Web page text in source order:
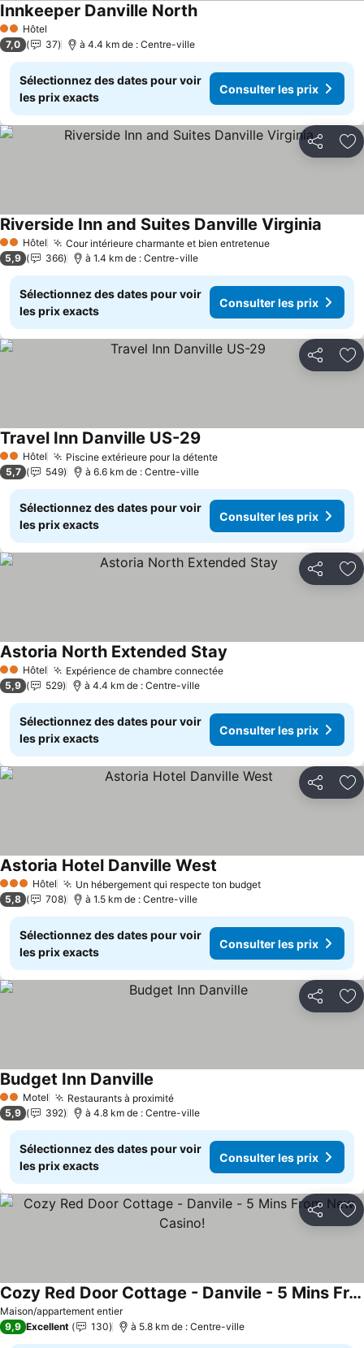
2 Étoiles
Hôtel
Innkeeper Danville NorthConsulter les prix
7,0 37 à 4.4 km de : Centre-ville
Sélectionnez des dates pour voir
les prix exacts
Consulter les prix
Partager
2 Étoiles
Hôtel Cour intérieure charmante et bien entretenueConsulter les
Riverside Inn and Suites Danville Virginia
5,9 366 à 1.4 km de : Centre-ville
Sélectionnez des dates pour voir
les prix exacts
Consulter les prix
Partager
2 Étoiles
Hôtel Piscine extérieure pour la détenteConsulter les prix
Travel Inn Danville US-29
5,7 549 à 6.6 km de : Centre-ville
Sélectionnez des dates pour voir
les prix exacts
Consulter les prix
Partager
2 Étoiles
Hôtel Expérience de chambre connectéeConsulter les prix
Astoria North Extended Stay
5,9 529 à 4.4 km de : Centre-ville
Sélectionnez des dates pour voir
les prix exacts
Consulter les prix
Partager
3 ÉtoilesHôtel Un hébergement qui respecte ton budgetConsulter les
Astoria Hotel Danville West
5,8 708 à 1.5 km de : Centre-ville
Sélectionnez des dates pour voir
les prix exacts
Consulter les prix
Partager
2 ÉtoilesMotel Restaurants à proximitéConsulter les prix
Budget Inn Danville
5,9 392 à 4.8 km de : Centre-ville
Sélectionnez des dates pour voir
les prix exacts
Consulter les prix
Partager
Maison/appartement entier
Cozy Red Door Cottage - Danvile - 5 Mins From New Casino!
Consulter les prix
9,9 Excellent 130 à 5.8 km de : Centre-ville